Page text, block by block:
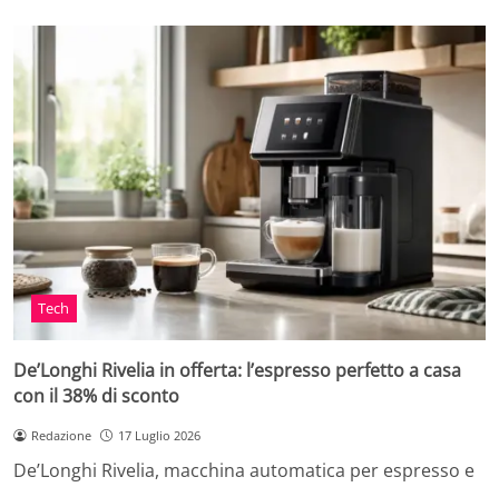
Tech
De’Longhi Rivelia in offerta: l’espresso perfetto a casa
con il 38% di sconto
Redazione 17 Luglio 2026
De’Longhi Rivelia, macchina automatica per espresso e